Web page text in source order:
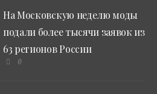
На Московскую неделю моды
подали более тысячи заявок из
63 регионов России
0